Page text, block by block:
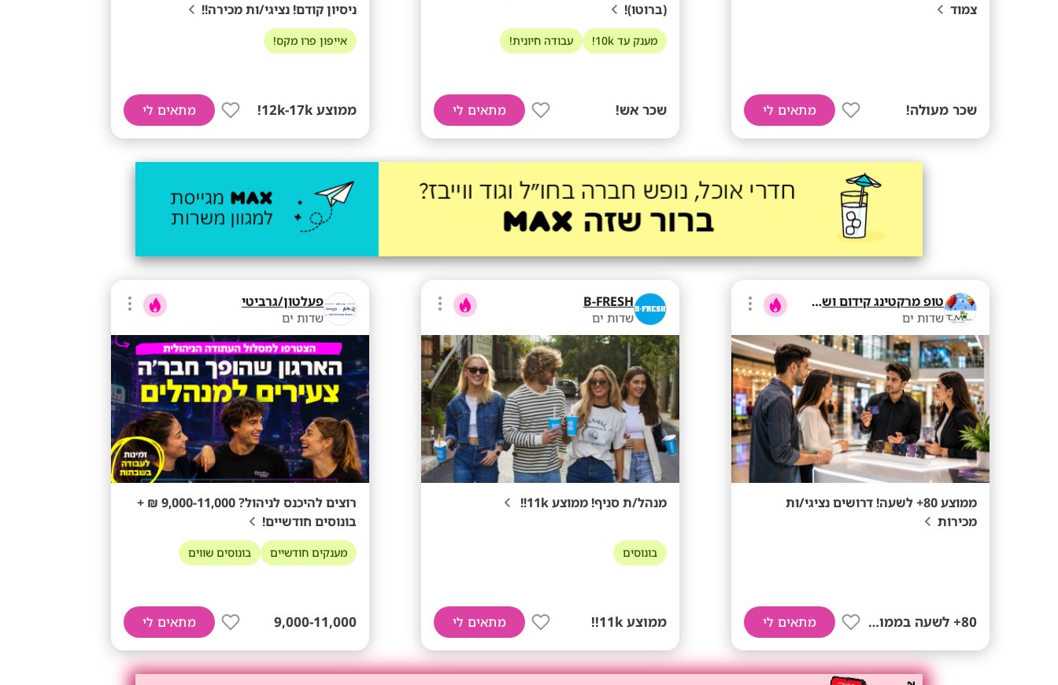
צמוד
שכר מעולה! מתאים לי
(ברוטו)!
מענק עד 10k! עבודה חיונית!
שכר אש! מתאים לי
ניסיון קודם! נציגי/ות מכירה!!
אייפון פרו מקס!
ממוצע 12k-17k! מתאים לי
טופ מרקטינג קידום ושיווק בע"מ
שדות ים
ממוצע 80+ לשעה! דרושים נציגי/ות
מכירות
80+ לשעה בממוצע מתאים לי
B-FRESH
שדות ים
מנהל/ת סניף! ממוצע 11k!!
בונוסים
ממוצע 11k!! מתאים לי
פעלטון/גרביטי
שדות ים
רוצים להיכנס לניהול? 9,000-11,000 ₪ +
בונוסים חודשיים!
מענקים חודשיים בונוסים שווים
9,000-11,000 מתאים לי